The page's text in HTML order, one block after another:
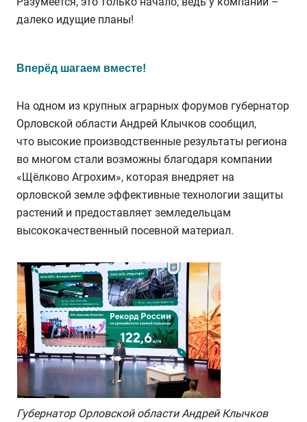
далеко идущие планы!
Вперёд шагаем вместе!
На одном из крупных аграрных форумов губернатор
Орловской области Андрей Клычков сообщил,
что высокие производственные результаты региона
во многом стали возможны благодаря компании
«Щёлково Агрохим», которая внедряет на
орловской земле эффективные технологии защиты
растений и предоставляет земледельцам
высококачественный посевной материал.
Губернатор Орловской области Андрей Клычков